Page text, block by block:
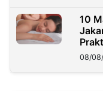
10
08/